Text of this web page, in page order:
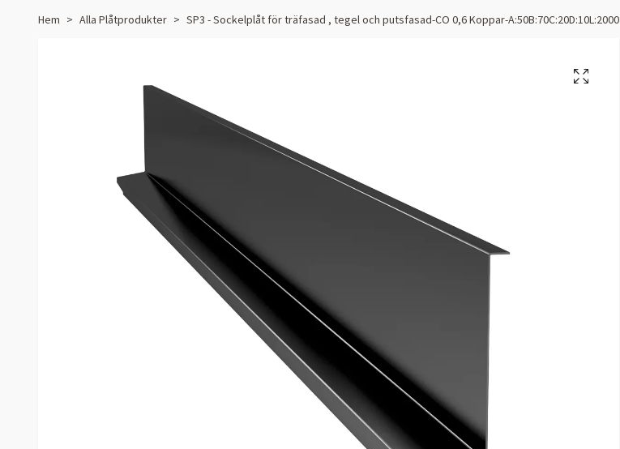
Hem Alla Plåtprodukter SP3 - Sockelplåt för träfasad , tegel och putsfasad-CO 0,6 Koppar-A:50B:70C:20D:10L:2000